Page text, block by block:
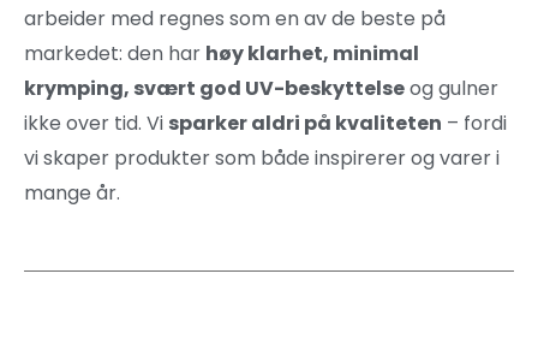
arbeider med regnes som en av de beste på
markedet: den har høy klarhet, minimal
krymping, svært god UV-beskyttelseog gulner
ikke over tid. Vi sparker aldri på kvaliteten – fordi
vi skaper produkter som både inspirerer og varer i
mange år.